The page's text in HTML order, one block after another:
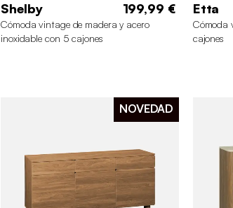
Shelby 199,99 €
Cómoda vintage de madera y acero
inoxidable con 5 cajones
Etta
Cómoda
cajones
NOVEDAD